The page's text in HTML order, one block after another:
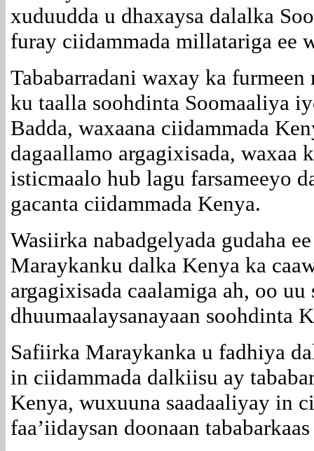
xuduudda u dhaxaysa dalalka
furay ciidammada millatariga ee
Tababarradani waxay ka
ku taalla soohdinta Soomaaliya
Badda, waxaana ciidammada
dagaallamo argagixisada, waxaa
isticmaalo hub lagu farsameeyo
gacanta ciidammada Kenya.
Wasiirka nabadgelyada gudaha
Maraykanku dalka Kenya ka
argagixisada caalamiga ah, oo
dhuumaalaysanayaan soohdinta
Safiirka Maraykanka u fadhiya
in ciidammada dalkiisu ay
Kenya, wuxuuna saadaaliyay in
faa’iidaysan doonaan